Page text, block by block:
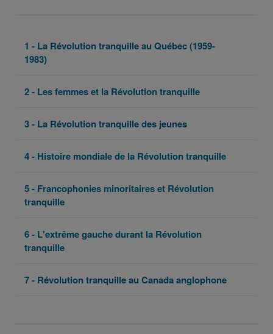
1 - La Révolution tranquille au Québec (1959-
1983)
2 - Les femmes et la Révolution tranquille
3 - La Révolution tranquille des jeunes
4 - Histoire mondiale de la Révolution tranquille
5 - Francophonies minoritaires et Révolution
tranquille
6 - L'extrême gauche durant la Révolution
tranquille
7 - Révolution tranquille au Canada anglophone